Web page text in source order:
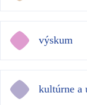
výskum
kultúrne a